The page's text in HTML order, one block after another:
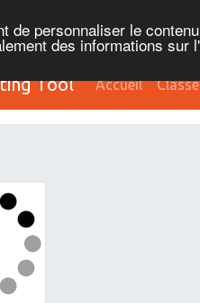
de personnaliser le
des informations
Tool Accueil